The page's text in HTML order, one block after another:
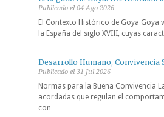
Publicado el 04 Ago 2026
El Contexto Histórico de Goya
la España del siglo XVIII, cuyas
Desarrollo Humano, Convivencia
Publicado el 31 Jul 2026
Normas para la Buena Convivencia
acordadas que regulan el
con